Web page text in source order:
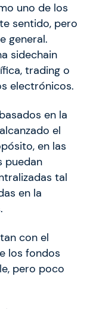
uno de los
sentido, pero
general.
sidechain
trading o
electrónicos.
en la
el
en las
puedan
tal
en la
con el
los fondos
pero poco